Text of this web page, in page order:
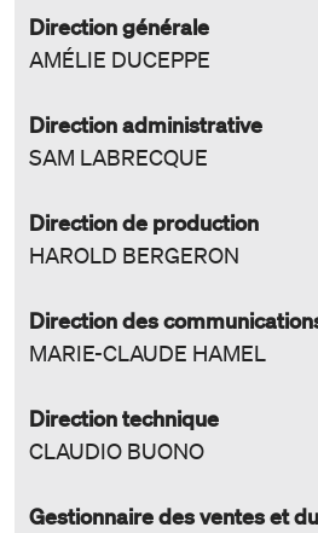
Direction générale
AMÉLIE DUCEPPE
Direction administrative
SAM LABRECQUE
Direction de production
HAROLD BERGERON
Direction des
MARIE-CLAUDE HAMEL
Direction technique
CLAUDIO BUONO
Gestionnaire des ventes et